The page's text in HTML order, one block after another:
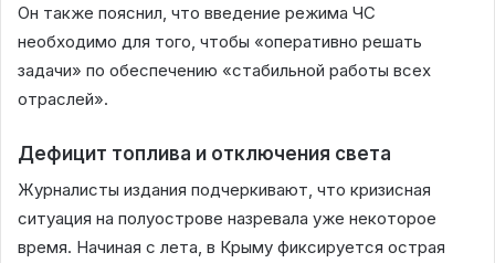
Он также пояснил, что введение режима ЧС
необходимо для того, чтобы «оперативно решать
задачи» по обеспечению «стабильной работы всех
отраслей».
Дефицит топлива и отключения света
Журналисты издания подчеркивают, что кризисная
ситуация на полуострове назревала уже некоторое
время. Начиная с лета, в Крыму фиксируется острая